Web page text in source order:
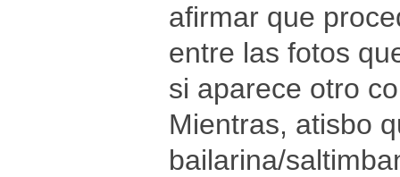
afirmar que
entre las fotos
si aparece otro
Mientras, atisbo
bailarina/